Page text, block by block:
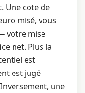
Une cote de
misé, vous
votre mise
net. Plus la
est
est jugé
une